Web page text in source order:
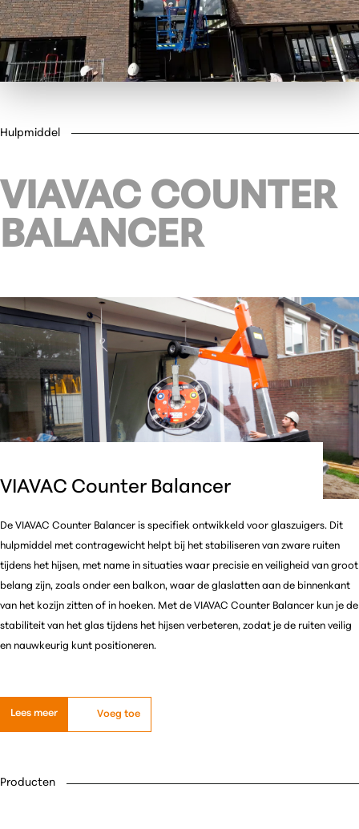
Hulpmiddel
VIAVAC COUNTER
BALANCER
VIAVAC Counter Balancer
De VIAVAC Counter Balancer is specifiek ontwikkeld voor glaszuigers. Dit
hulpmiddel met contragewicht helpt bij het stabiliseren van zware ruiten
tijdens het hijsen, met name in situaties waar precisie en veiligheid van groot
belang zijn, zoals onder een balkon, waar de glaslatten aan de binnenkant
van het kozijn zitten of in hoeken. Met de VIAVAC Counter Balancer kun je de
stabiliteit van het glas tijdens het hijsen verbeteren, zodat je de ruiten veilig
en nauwkeurig kunt positioneren.
Lees meer Voeg toe
Producten